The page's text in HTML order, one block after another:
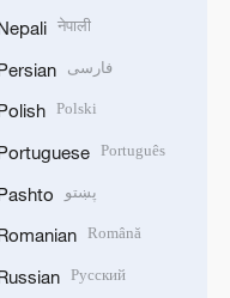
नेपाली
فارسی
Polski
Português
پښتو
Română
Русский